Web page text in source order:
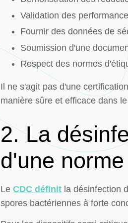
Validation des
Fournir des données de
Soumission d'une
Respect des normes
Il ne s'agit pas d'une
manière sûre et efficace dans
2. La
d'une
LeCDC définit la désinfection
spores bactériennes à forte